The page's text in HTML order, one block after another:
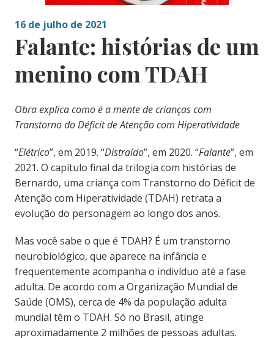
16 de julho de 2021
Falante: histórias de um
menino com TDAH
Obra explica como é a mente de crianças com
Transtorno do Déficit de Atenção com Hiperatividade
“Elétrico”, em 2019. “Distraído”, em 2020. “Falante”, em
2021. O capítulo final da trilogia com histórias de
Bernardo, uma criança com Transtorno do Déficit de
Atenção com Hiperatividade (TDAH) retrata a
evolução do personagem ao longo dos anos.
Mas você sabe o que é TDAH? É um transtorno
neurobiológico, que aparece na infância e
frequentemente acompanha o indivíduo até a fase
adulta. De acordo com a Organização Mundial de
Saúde (OMS), cerca de 4% da população adulta
mundial têm o TDAH. Só no Brasil, atinge
aproximadamente 2 milhões de pessoas adultas.